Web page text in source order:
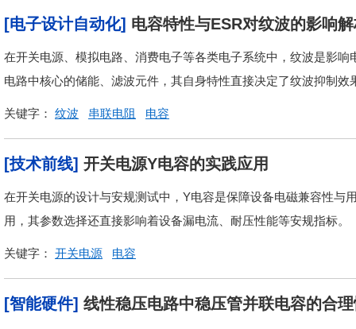
[电子设计自动化] 电容特性与ESR对纹波的影响
在开关电源、模拟电路、消费电子等各类电子系统中，纹波是影
电路中核心的储能、滤波元件，其自身特性直接决定了纹波抑制
关键字： 纹波 串联电阻 电容
[技术前线] 开关电源Y电容的实践应用
在开关电源的设计与安规测试中，Y电容是保障设备电磁兼容性与
用，其参数选择还直接影响着设备漏电流、耐压性能等安规指标。
关键字： 开关电源 电容
[智能硬件] 线性稳压电路中稳压管并联电容的合